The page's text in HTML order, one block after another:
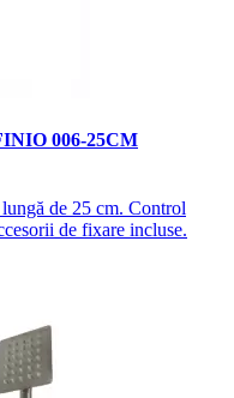
006-25CM
de 25 cm. Control
de fixare incluse.